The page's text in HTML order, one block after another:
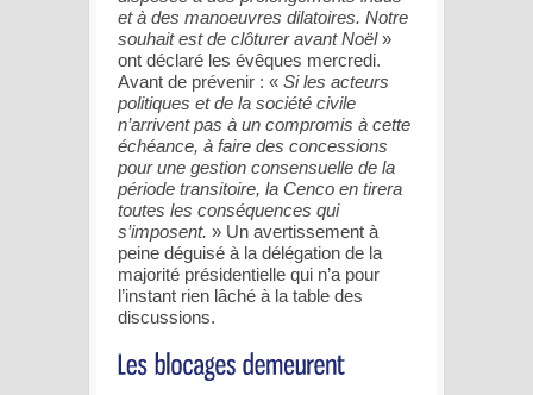
et à des manoeuvres dilatoires. Notre
souhait est de clôturer avant Noël»
ont déclaré les évêques mercredi.
Avant de prévenir : « Si les acteurs
politiques et de la société civile
n’arrivent pas à un compromis à cette
échéance, à faire des concessions
pour une gestion consensuelle de la
période transitoire, la Cenco en tirera
toutes les conséquences qui
s’imposent. » Un avertissement à
peine déguisé à la délégation de la
majorité présidentielle qui n’a pour
l’instant rien lâché à la table des
discussions.